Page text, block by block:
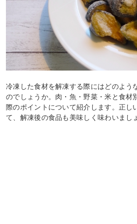
冷凍した食材を解凍する際にはどのよう
のでしょうか。肉・魚・野菜・米と食材
際のポイントについて紹介します。正し
て、解凍後の食品も美味しく味わいまし